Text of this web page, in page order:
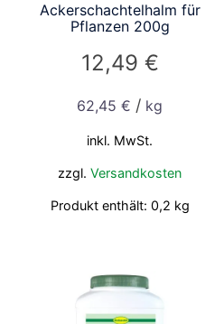
Ackerschachtelhalm für
Pflanzen 200g
12,49 €
62,45€ / kg
inkl. MwSt.
zzgl.Versandkosten
Produkt enthält: 0,2 kg